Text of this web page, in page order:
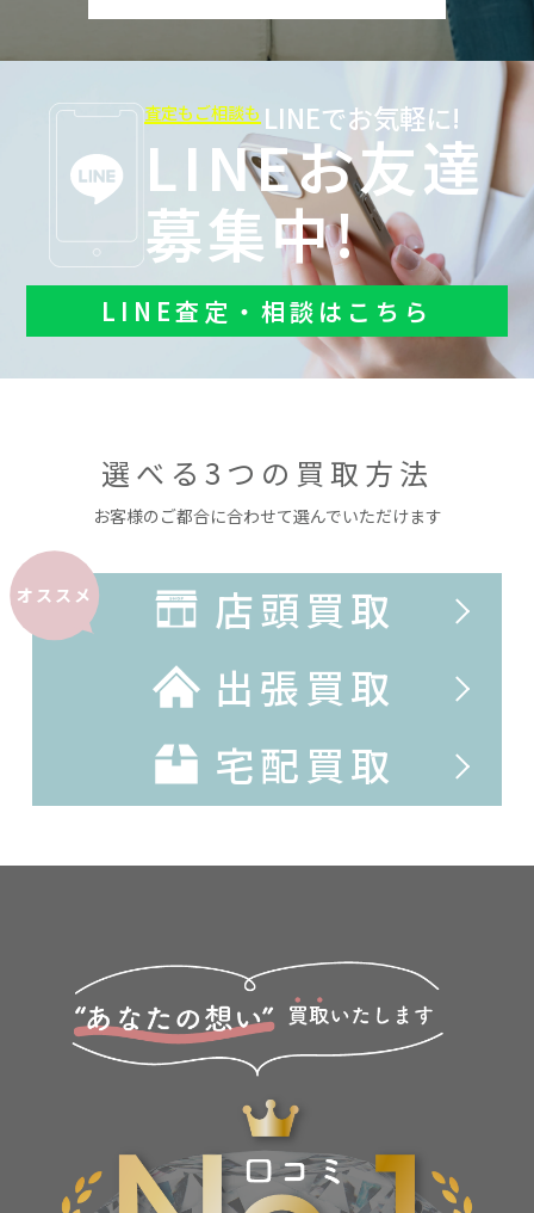
査定もご相談も LINEでお気軽に!
LINEお友達
募集中!
LINE査定・相談はこちら
選べる3つの買取方法
お客様のご都合に合わせて選んでいただけます
オススメ
店頭買取
出張買取
宅配買取